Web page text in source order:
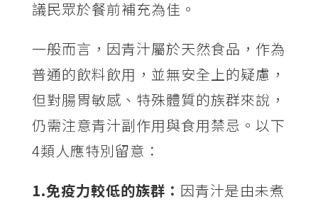
議民眾於餐前補充為佳。
一般而言，因青汁屬於天然食品，作為
普通的飲料飲用，並無安全上的疑慮，
但對腸胃敏感、特殊體質的族群來說，
仍需注意青汁副作用與食用禁忌。以下
4類人應特別留意：
1.免疫力較低的族群： 因青汁是由未煮